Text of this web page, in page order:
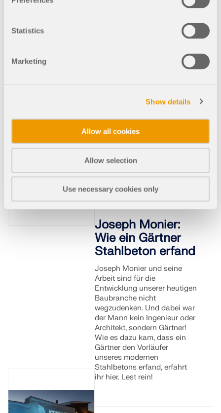
Statistics
Marketing
Show details
Allow all cookies
Allow selection
Use necessary cookies only
wollte der ausgewanderte
Deutsche John Augustus
erschaffen. Doch er starb,
noch bevor der Bau wirklich
Schicksalsschläge, eine
Brücke mit tragischer
überraschendes Happy End:
Lest rein!
Bauwesen
Joseph Monier:
Wie ein Gärtner
Stahlbeton erfand
Joseph Monier und seine
Arbeit sind für die
Entwicklung unserer heutigen
Baubranche nicht
wegzudenken. Und dabei war
der Mann kein Ingenieur oder
Architekt, sondern Gärtner!
Wie es dazu kam, dass ein
Gärtner den Vorläufer
unseres modernen
Stahlbetons erfand, erfahrt
ihr hier. Lest rein!